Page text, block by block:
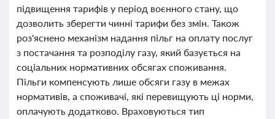
підвищення тарифів у період воєнного стану, що
дозволить зберегти чинні тарифи без змін. Також
роз'яснено механізм надання пільг на оплату послуг
з постачання та розподілу газу, який базується на
соціальних нормативних обсягах споживання.
Пільги компенсують лише обсяги газу в межах
нормативів, а споживачі, які перевищують ці норми,
оплачують додатково. Враховуються тип